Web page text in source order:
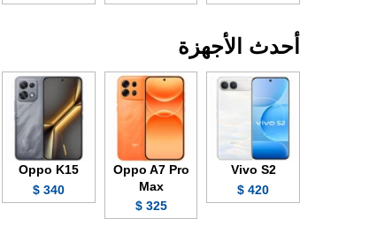
أحدث الأجهزة
Vivo S2
420 $
Oppo A7 Pro
Max
325 $
Oppo K15
340 $